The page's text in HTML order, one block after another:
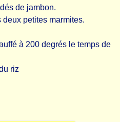
de jambon.
petites marmites.
à 200 degrés le temps de
riz